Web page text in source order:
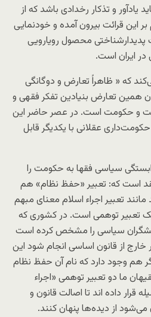
یادآور و تذکار رخدادی باشد که از
این قرائت بیرون آمده و خودنمایی
پدیدارشناختی محصول رویارویی
ایران است.
که « ظاهراً تعارض و دوگانگی
همین تعارض بنیادین تفکر فقهی و
و حکومت است. در عصر حاضر این
عقلانی با یکدیگر قابل
سیاسی فقها به حکومت را
است که: تعبیر «حفظ نظام» هم
مانند تعبیر اجراء اسلام معنای مبهم
تعبیر توهمی است. در کشوری که
سیاسی را مشخص کرده است
از قانون اساسی انجام شود این
هم وجود دارد که نام آن حفظ نظام
ما دو تعبیر توهمی «اجراء
قرار داده اند تا اصالت قانون و
از دیده‌ها پنهان کنند.